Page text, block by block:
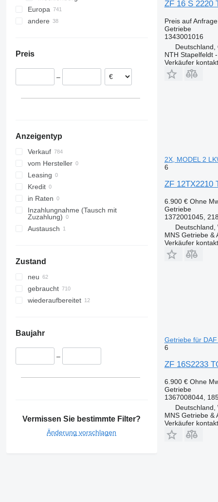
Sprinter
Vario
T-series
TRM
G-series
VNL
Schwerin
Europa
Niederlande
Spanien
Estland
andere
Preis
–
Anzeigentyp
Verkauf
vom Hersteller
Leasing
Kredit
in Raten
Inzahlungnahme (Tausch mit
Zuzahlung)
Austausch
Zustand
neu
gebraucht
wiederaufbereitet
Baujahr
–
Vermissen Sie bestimmte Filter?
Änderung vorschlagen
ZF 16 S 2220
Preis auf Anfrage
Getriebe
1343001016
Deutschland,
NTH Stapelfeldt
Verkäufer
2X, MODEL 2
6
ZF 12TX2210
6.900 € Ohne
Getriebe
1372001045,
Deutschland,
MNS Getriebe &
Verkäufer
Getriebe für
6
ZF 16S2233
6.900 € Ohne
Getriebe
1367008044,
Deutschland,
MNS Getriebe &
Verkäufer